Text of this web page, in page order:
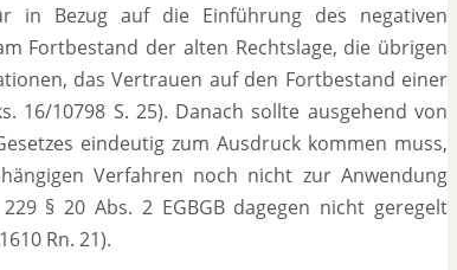
in Bezug auf die Einführung des negativen
Fortbestand der alten Rechtslage, die übrigen
das Vertrauen auf den Fortbestand einer
16/10798 S. 25). Danach sollte ausgehend von
eindeutig zum Ausdruck kommen muss,
Verfahren noch nicht zur Anwendung
§ 20 Abs. 2 EGBGB dagegen nicht geregelt
Rn. 21).